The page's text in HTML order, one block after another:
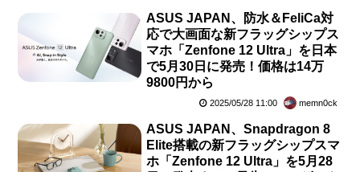
ASUS JAPAN、防水＆FeliCa対
応で大画面な新フラッグシップス
マホ「Zenfone 12 Ultra」を日本
で5月30日に発売！価格は14万
9800円から
2025/05/28 11:00 memn0ck
ASUS JAPAN、Snapdragon 8
Elite搭載の新フラッグシップスマ
ホ「Zenfone 12 Ultra」を5月28